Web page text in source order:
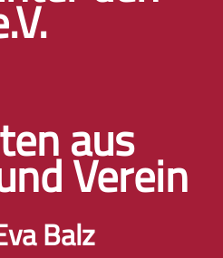
aus
Verein
Balz